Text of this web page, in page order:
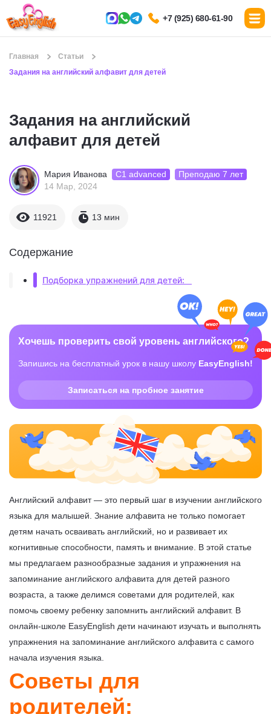
+7 (925) 680-61-90
Главная
Статьи
Задания на английский алфавит для детей
Задания на английский
алфавит для детей
Мария Иванова С1 advanced
Преподаю 7 лет
14 Мар, 2024
11921 13 мин
Содержание
Подборка упражнений для детей:
Хочешь проверить свой уровень английского?
Запишись на бесплатный урок в нашу школу EasyEnglish!
Записаться на пробное занятие
Английский алфавит — это первый шаг в изучении английского
языка для малышей. Знание алфавита не только помогает
детям начать осваивать английский, но и развивает их
когнитивные способности, память и внимание. В этой статье
мы предлагаем разнообразные задания и упражнения на
запоминание английского алфавита для детей разного
возраста, а также делимся советами для родителей, как
помочь своему ребенку запомнить английский алфавит. В
онлайн-школе EasyEnglish дети начинают изучать и выполнять
упражнения на запоминание английского алфавита с самого
начала изучения языка.
Советы для
родителей: